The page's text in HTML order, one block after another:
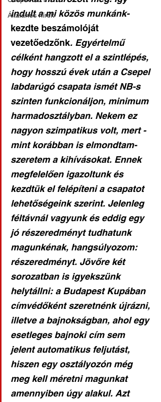
Általános hírek
indult a mi közös munkánk-
kezdte beszámolóját
vezetőedzőnk. Egyértelmű
célként hangzott el a szintlépés,
hogy hosszú évek után a Csepel
labdarúgó csapata ismét NB-s
szinten funkcionáljon, minimum
harmadosztályban. Nekem ez
nagyon szimpatikus volt, mert -
mint korábban is elmondtam-
szeretem a kihívásokat. Ennek
megfelelően igazoltunk és
kezdtük el felépíteni a csapatot
lehetőségeink szerint. Jelenleg
féltávnál vagyunk és eddig egy
jó részeredményt tudhatunk
magunkénak, hangsúlyozom:
részeredményt. Jövőre két
sorozatban is igyekszünk
helytállni: a Budapest Kupában
címvédőként szeretnénk újrázni,
illetve a bajnokságban, ahol egy
esetleges bajnoki cím sem
jelent automatikus feljutást,
hiszen egy osztályozón még
meg kell méretni magunkat
amennyiben úgy alakul. Azt